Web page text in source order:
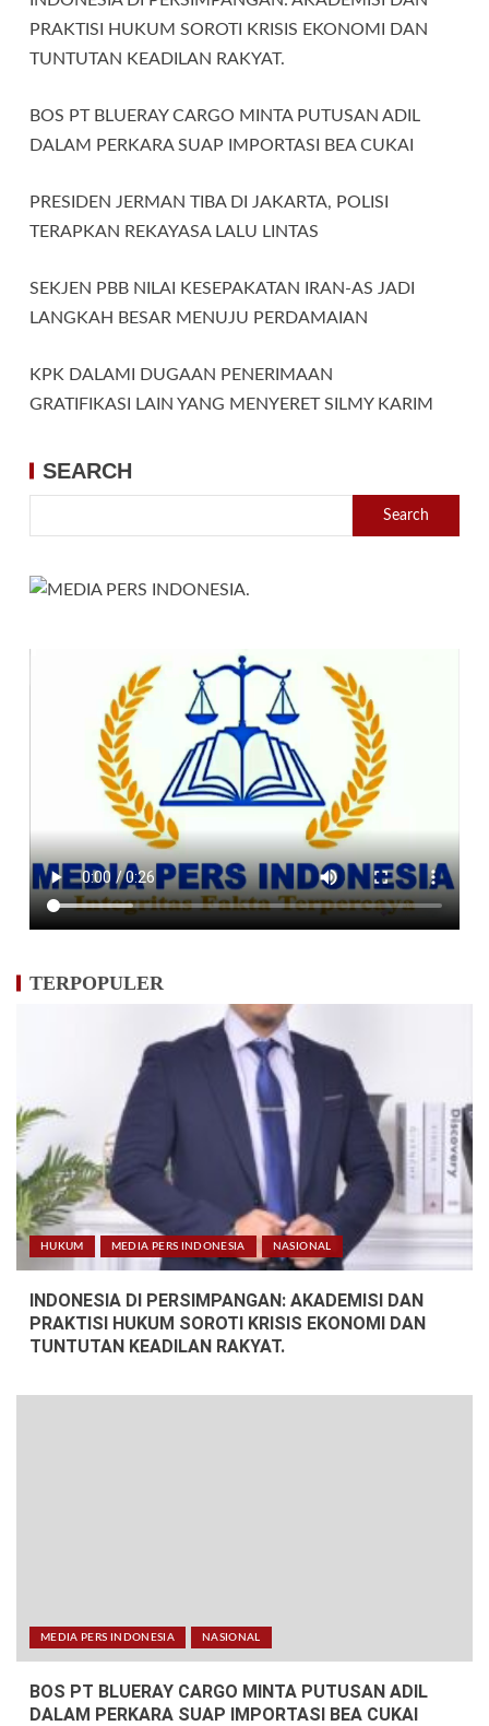
PRAKTISI HUKUM SOROTI KRISIS EKONOMI DAN
TUNTUTAN KEADILAN RAKYAT.
BOS PT BLUERAY CARGO MINTA PUTUSAN ADIL
DALAM PERKARA SUAP IMPORTASI BEA CUKAI
PRESIDEN JERMAN TIBA DI JAKARTA, POLISI
TERAPKAN REKAYASA LALU LINTAS
SEKJEN PBB NILAI KESEPAKATAN IRAN-AS JADI
LANGKAH BESAR MENUJU PERDAMAIAN
KPK DALAMI DUGAAN PENERIMAAN
GRATIFIKASI LAIN YANG MENYERET SILMY KARIM
SEARCH
Search
TERPOPULER
HUKUM MEDIA PERS INDONESIA NASIONAL
INDONESIA DI PERSIMPANGAN: AKADEMISI DAN
PRAKTISI HUKUM SOROTI KRISIS EKONOMI DAN
TUNTUTAN KEADILAN RAKYAT.
MEDIA PERS INDONESIA NASIONAL
BOS PT BLUERAY CARGO MINTA PUTUSAN ADIL
DALAM PERKARA SUAP IMPORTASI BEA CUKAI